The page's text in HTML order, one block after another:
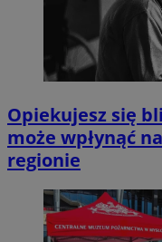
Opiekujesz się
może wpłynąć
regionie